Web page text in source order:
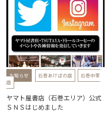
お知らせ 石巻あけぼの店
石巻中里
店
ヤマト屋書店（石巻エリア）公式
ＳＮＳはじめました